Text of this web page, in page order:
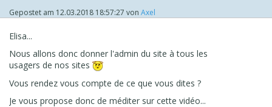
On ne pourra pas se contenter d'à peu près dans ce
contexte !
Nous comptons sur Incomedia pour que le logiciel soit
(et non aux webmasters...) de modifier ou supprimer leurs
coordonnées qui doivent être
C'est drôle tout de même d'avoir la nécessité de poster
de 15 messagesde différentes personnes pour que
Gepostet am 12.03.2018 18:57:27 von Axel
Elisa...
Nous allons donc donner l'admin du site à tous les
usagers de nos sites
Vous rendez vous compte de ce que vous dites ?
Je vous propose donc de méditer sur cette vidéo...